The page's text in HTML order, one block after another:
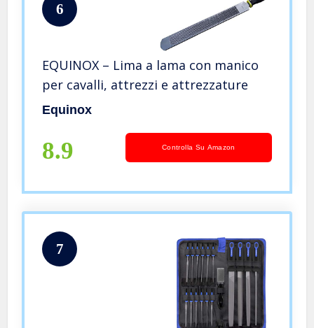
6
EQUINOX – Lima a lama con manico
per cavalli, attrezzi e attrezzature
Equinox
8.9 Controlla Su Amazon
7